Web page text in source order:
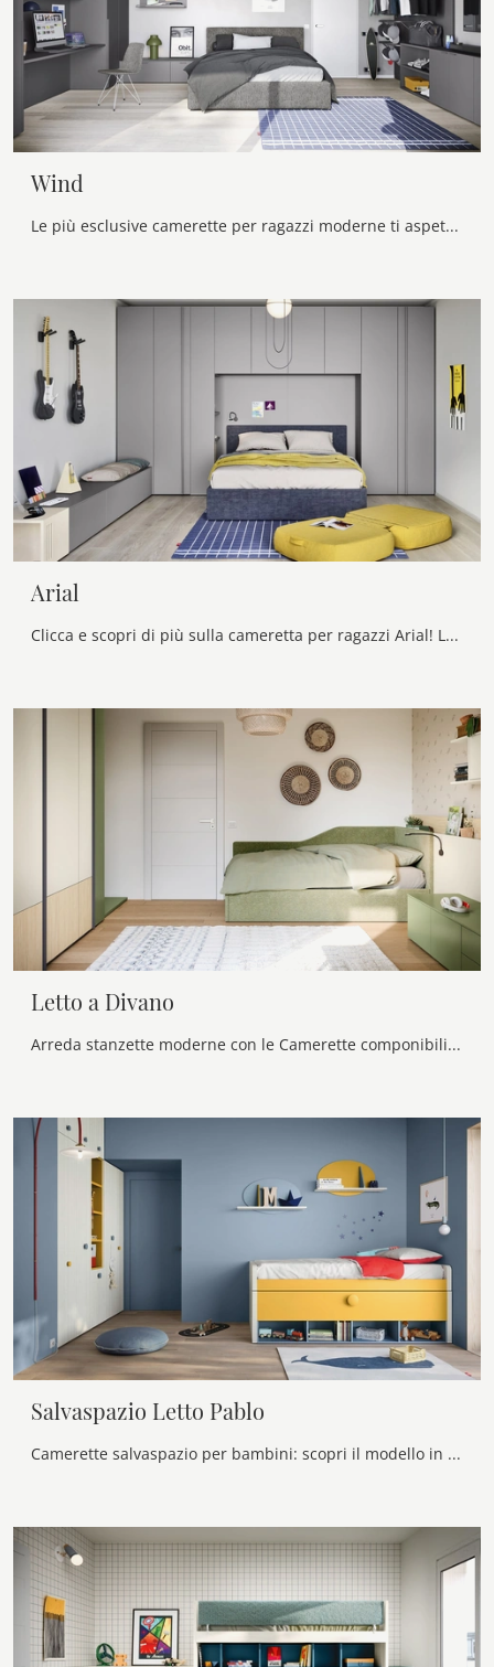
Wind
Le più esclusive camerette per ragazzi moderne ti aspettano! Scopri il modello Wind di Nidi.
Arial
Clicca e scopri di più sulla cameretta per ragazzi Arial! Le Camerette a ponte Nidi ti attendono.
Letto a Divano
Arreda stanzette moderne con le Camerette componibili Nidi! Il modello Letto a Divano in melaminico è per ragazzi.
Salvaspazio Letto Pablo
Camerette salvaspazio per bambini: scopri il modello in melaminico Salvaspazio Letto Pablo di Nidi per stanzette moderne.